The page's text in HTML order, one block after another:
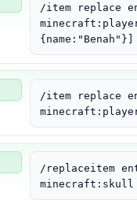
/item replace
{name:"Benah"}]
/item replace
/replaceitem
minecraft:skull